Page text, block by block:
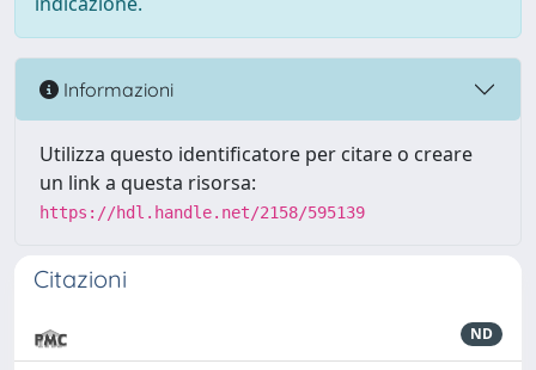
Informazioni
Utilizza questo identificatore per citare o creare
un link a questa risorsa:
https://hdl.handle.net/2158/595139
Citazioni
ND